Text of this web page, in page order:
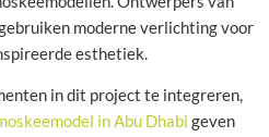
moderne verlichting voor
esthetiek.
in dit project te integreren,
in Abu Dhabi geven